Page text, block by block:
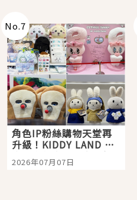
No.7
角色IP粉絲購物天堂再
升級！KIDDY LAND 原
宿店吉伊卡哇迎客，新
開幕 OMOKADO 店3分
2026年07月07日